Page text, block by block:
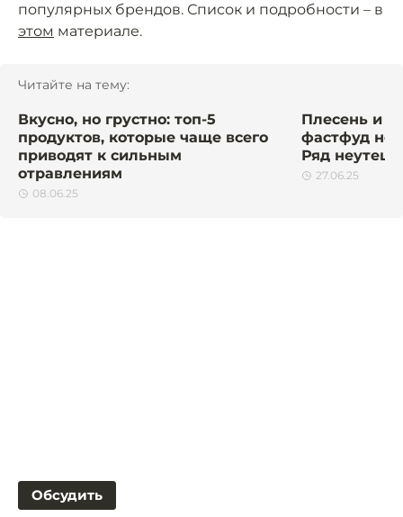
популярных брендов. Список и подробности – в
этом материале.
Читайте на тему:
Вкусно, но грустно: топ-5
продуктов, которые чаще всего
приводят к сильным
отравлениям
08.06.25
Плесень и
фастфуд
Ряд
27.06.25
Обсудить